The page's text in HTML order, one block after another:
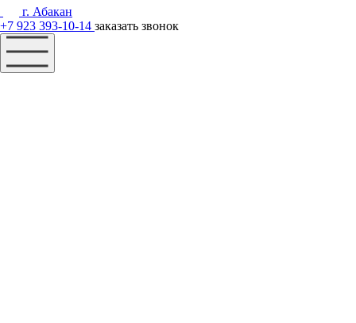
г. Абакан
+7 923 393-10-14 заказать звонок